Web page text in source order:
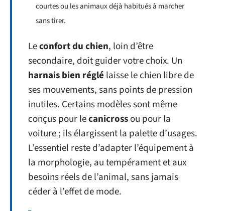
courtes ou les animaux déjà habitués à marcher
sans tirer.
Leconfort du chien, loin d’être
secondaire, doit guider votre choix. Un
harnais bien réglé laisse le chien libre de
ses mouvements, sans points de pression
inutiles. Certains modèles sont même
conçus pour lecanicrossou pour la
voiture ; ils élargissent la palette d’usages.
L’essentiel reste d’adapter l’équipement à
la morphologie, au tempérament et aux
besoins réels de l’animal, sans jamais
céder à l’effet de mode.